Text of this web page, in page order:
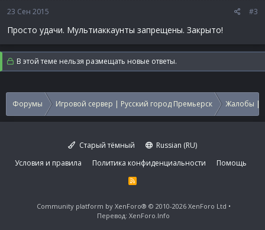
23 Сен 2015 #3
Просто удачи. Мультиаккаунты запрещены. Закрыто!
В этой теме нельзя размещать новые ответы.
Форумы Игровой сервер | Русский город Премьерск Жалобы |
Старый тёмный
Russian (RU)
Условия и правила
Политика конфиденциальности Помощь
R
S
Community platform by XenForo® © 2010-2026 XenForo Ltd
Перевод: XenForo.Info